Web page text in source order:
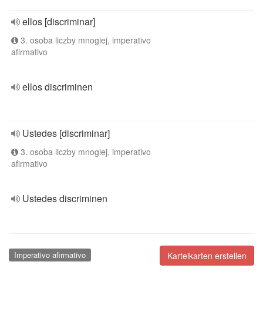
ellos [discriminar]
3. osoba liczby mnogiej, imperativo
afirmativo
ellos discriminen
Ustedes [discriminar]
3. osoba liczby mnogiej, imperativo
afirmativo
Ustedes discriminen
Karteikarten erstellen
Imperativo afirmativo